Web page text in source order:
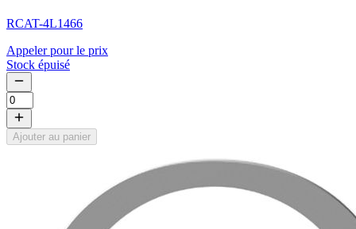
RCAT-4L1466
Appeler pour le prix
Stock épuisé
Ajouter au panier